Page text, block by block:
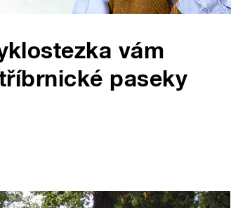
vám
paseky